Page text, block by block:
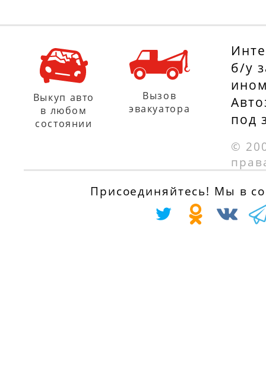
б/у
под
©
Выкуп авто
в любом
состоянии
Вызов
эвакуатора
Присоединяйтесь! Мы в